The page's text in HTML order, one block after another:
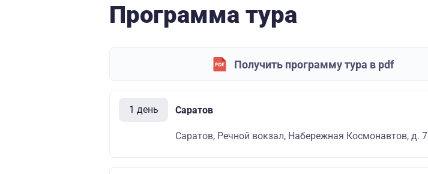
Программа тура
Получить программу тура в pdf
1 день Саратов
Саратов, Речной вокзал, Набережная Космонавтов, д.